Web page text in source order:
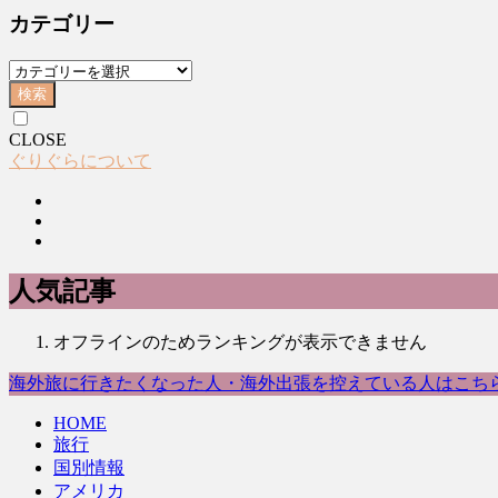
カテゴリー
検索
CLOSE
ぐりぐらについて
人気記事
オフラインのためランキングが表示できません
海外旅に行きたくなった人・海外出張を控えている人はこち
HOME
旅行
国別情報
アメリカ